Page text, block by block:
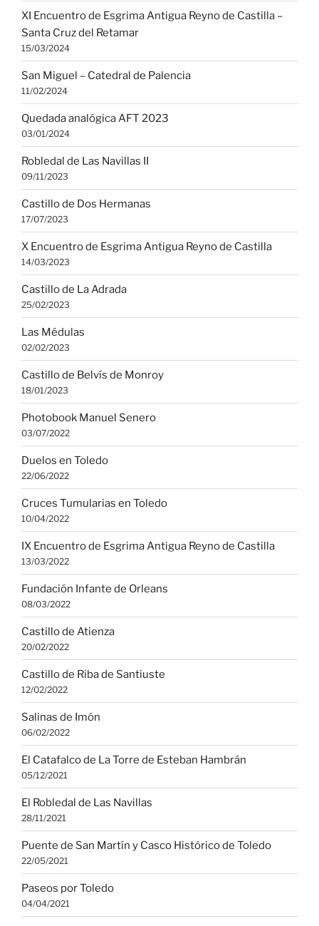
XI Encuentro de Esgrima Antigua Reyno de Castilla –
Santa Cruz del Retamar
15/03/2024
San Miguel – Catedral de Palencia
11/02/2024
Quedada analógica AFT 2023
03/01/2024
Robledal de Las Navillas II
09/11/2023
Castillo de Dos Hermanas
17/07/2023
X Encuentro de Esgrima Antigua Reyno de Castilla
14/03/2023
Castillo de La Adrada
25/02/2023
Las Médulas
02/02/2023
Castillo de Belvís de Monroy
18/01/2023
Photobook Manuel Senero
03/07/2022
Duelos en Toledo
22/06/2022
Cruces Tumularias en Toledo
10/04/2022
IX Encuentro de Esgrima Antigua Reyno de Castilla
13/03/2022
Fundación Infante de Orleans
08/03/2022
Castillo de Atienza
20/02/2022
Castillo de Riba de Santiuste
12/02/2022
Salinas de Imón
06/02/2022
El Catafalco de La Torre de Esteban Hambrán
05/12/2021
El Robledal de Las Navillas
28/11/2021
Puente de San Martín y Casco Histórico de Toledo
22/05/2021
Paseos por Toledo
04/04/2021